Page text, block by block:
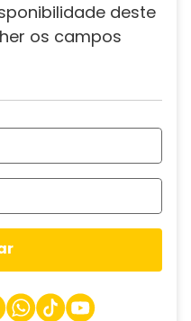
deste
os campos